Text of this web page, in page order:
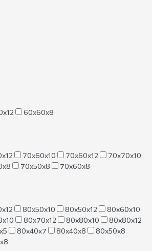
60х60х8
70х60х10 70х60х12
70х70х10
70х50х8
70х60х8
80х50х10 80х50х12
80х60х10
80х70х12 80х80х10
80х80х12
80х40х7 80х40х8
80х50х8